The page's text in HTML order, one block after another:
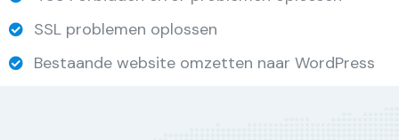
SSL problemen oplossen
Bestaande website omzetten naar WordPress